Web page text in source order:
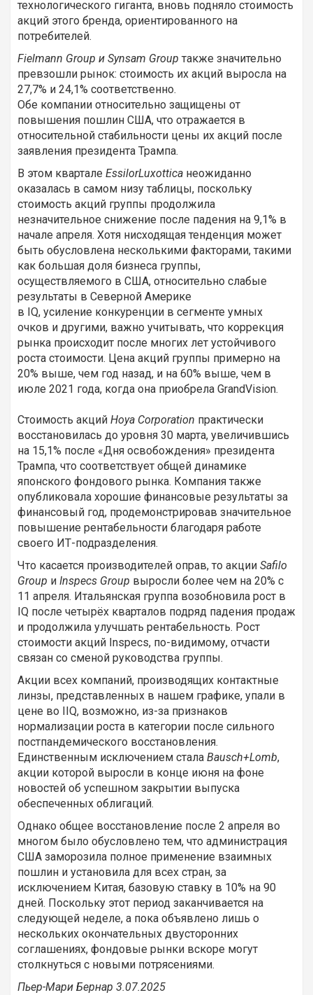
технологического гиганта, вновь подняло стоимость
акций этого бренда, ориентированного на
потребителей.
Fielmann Group и Synsam Group также значительно
превзошли рынок: стоимость их акций выросла на
27,7% и 24,1% соответственно.
Обе компании относительно защищены от
повышения пошлин США, что отражается в
относительной стабильности цены их акций после
заявления президента Трампа.
В этом квартале EssilorLuxottica неожиданно
оказалась в самом низу таблицы, поскольку
стоимость акций группы продолжила
незначительное снижение после падения на 9,1% в
начале апреля. Хотя нисходящая тенденция может
быть обусловлена несколькими факторами, такими
как большая доля бизнеса группы,
осуществляемого в США, относительно слабые
результаты в Северной Америке
в IQ, усиление конкуренции в сегменте умных
очков и другими, важно учитывать, что коррекция
рынка происходит после многих лет устойчивого
роста стоимости. Цена акций группы примерно на
20% выше, чем год назад, и на 60% выше, чем в
июле 2021 года, когда она приобрела GrandVision.
Стоимость акций Hoya Corporation практически
восстановилась до уровня 30 марта, увеличившись
на 15,1% после «Дня освобождения» президента
Трампа, что соответствует общей динамике
японского фондового рынка. Компания также
опубликовала хорошие финансовые результаты за
финансовый год, продемонстрировав значительное
повышение рентабельности благодаря работе
своего ИТ-подразделения.
Что касается производителей оправ, то акции Safilo
Group и Inspecs Group выросли более чем на 20% с
11 апреля. Итальянская группа возобновила рост в
IQ после четырёх кварталов подряд падения продаж
и продолжила улучшать рентабельность. Рост
стоимости акций Inspecs, по-видимому, отчасти
связан со сменой руководства группы.
Акции всех компаний, производящих контактные
линзы, представленных в нашем графике, упали в
цене во IIQ, возможно, из-за признаков
нормализации роста в категории после сильного
постпандемического восстановления.
Единственным исключением стала Bausch+Lomb,
акции которой выросли в конце июня на фоне
новостей об успешном закрытии выпуска
обеспеченных облигаций.
Однако общее восстановление после 2 апреля во
многом было обусловлено тем, что администрация
США заморозила полное применение взаимных
пошлин и установила для всех стран, за
исключением Китая, базовую ставку в 10% на 90
дней. Поскольку этот период заканчивается на
следующей неделе, а пока объявлено лишь о
нескольких окончательных двусторонних
соглашениях, фондовые рынки вскоре могут
столкнуться с новыми потрясениями.
Пьер-Мари Бернар 3.07.2025